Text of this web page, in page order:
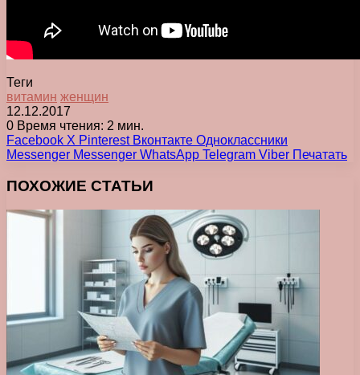
Теги
витамин женщин
12.12.2017
0 Время чтения: 2 мин.
Facebook X Pinterest Вконтакте Одноклассники
Messenger Messenger WhatsApp Telegram Viber Печатать
ПОХОЖИЕ СТАТЬИ